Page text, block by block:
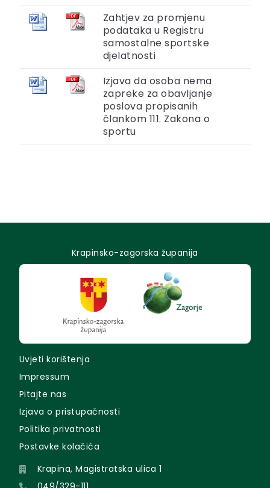
Zahtjev za promjenu
podataka u Registru
samostalne sportske
djelatnosti
Izjava da osoba nema
zapreke za obavljanje
poslova propisanih
člankom 111. Zakona o
sportu
Krapinsko-zagorska županija
Uvjeti korištenja
Impressum
Pitajte nas
Izjava o pristupačnosti
Politika privatnosti
Postavke kolačića
Krapina, Magistratska ulica 1